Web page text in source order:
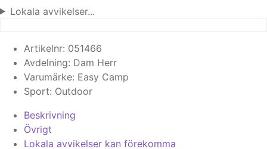
Lokala avvikelser...
Artikelnr: 051466
Avdelning: Dam Herr
Varumärke: Easy Camp
Sport: Outdoor
Beskrivning
Övrigt
Lokala avvikelser kan förekomma